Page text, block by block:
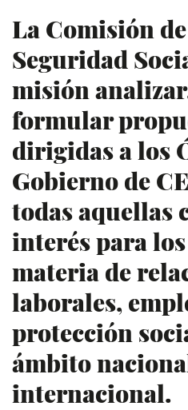
La Comisión
Seguridad
misión
formular
dirigidas a los
Gobierno de
todas aquellas
interés para
materia de
laborales,
protección
ámbito
internacional.